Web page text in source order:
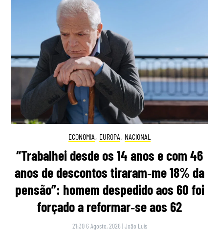
ECONOMIA, EUROPA , NACIONAL
“Trabalhei desde os 14 anos e com 46
anos de descontos tiraram‑me 18% da
pensão”: homem despedido aos 60 foi
forçado a reformar‑se aos 62
21:30 6 Agosto, 2026 |João Luís